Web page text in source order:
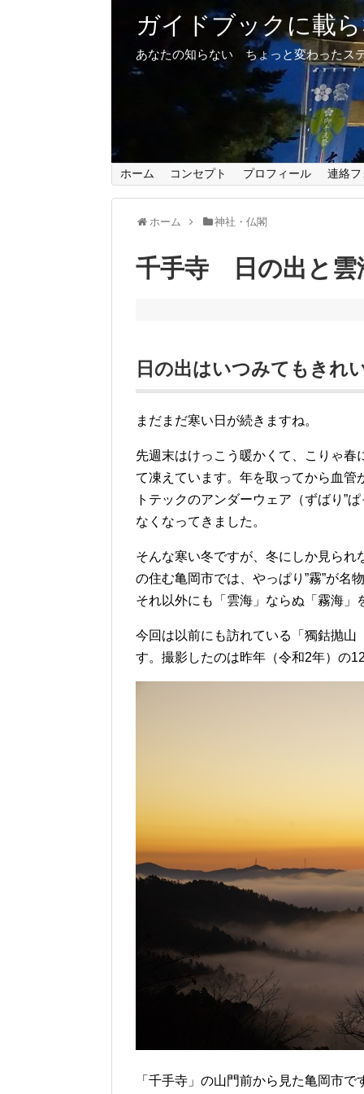
ガイドブックに載
あなたの知らない ちょっと変わったス
ホーム コンセプト プロフィール 連絡
ホーム 神社・仏閣
千手寺 日の出と雲
日の出はいつみてもきれ
まだまだ寒い日が続きますね。
先週末はけっこう暖かくて、こりゃ
て凍えています。年を取ってから血
トテックのアンダーウェア（ずばり”
なくなってきました。
そんな寒い冬ですが、冬にしか見ら
の住む亀岡市では、やっぱり”霧”が名
それ以外にも「雲海」ならぬ「霧海
今回は以前にも訪れている「獨鈷抛
す。撮影したのは昨年（令和2年）の
「千手寺」の山門前から見た亀岡市